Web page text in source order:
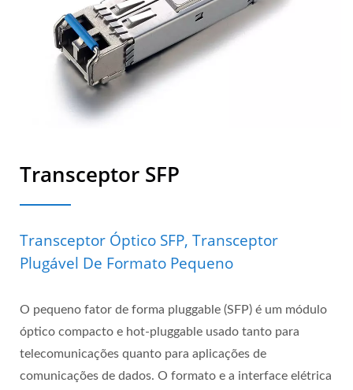
Transceptor SFP
Transceptor Óptico SFP, Transceptor
Plugável De Formato Pequeno
O pequeno fator de forma pluggable (SFP) é um módulo
óptico compacto e hot-pluggable usado tanto para
telecomunicações quanto para aplicações de
comunicações de dados. O formato e a interface elétrica